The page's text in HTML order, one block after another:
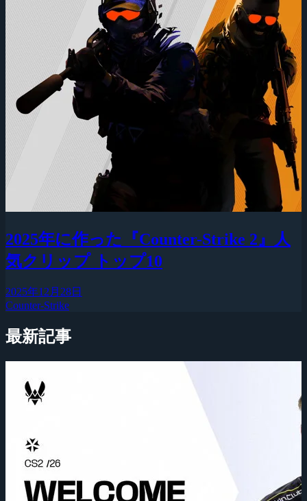
2025年に作った『Counter-Strike 2』人
気クリップ トップ10
2025年12月28日
Counter-Strike
最新記事